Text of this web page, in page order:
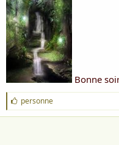
Bonne
J
'
a
personne